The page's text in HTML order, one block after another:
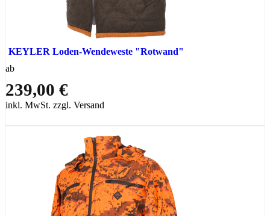
KEYLER Loden-Wendeweste "Rotwand"
ab
239,00 €
inkl. MwSt. zzgl. Versand